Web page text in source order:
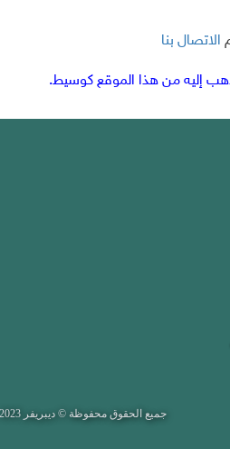
الاتصال بنا
إليه من هذا الموقع كوسيط.
جميع الحقوق محفوظة © ديبريفر 2023